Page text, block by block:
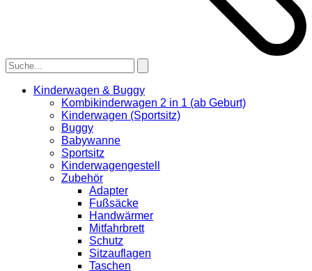
Kinderwagen & Buggy
Kombikinderwagen 2 in 1 (ab Geburt)
Kinderwagen (Sportsitz)
Buggy
Babywanne
Sportsitz
Kinderwagengestell
Zubehör
Adapter
Fußsäcke
Handwärmer
Mitfahrbrett
Schutz
Sitzauflagen
Taschen